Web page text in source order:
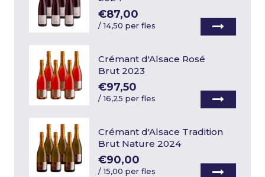
€87,00
/14,50 per fles
Crémant d'Alsace Rosé
Brut 2023
€97,50
/16,25 per fles
Crémant d'Alsace Tradition
Brut Nature 2024
€90,00
/15,00 per fles